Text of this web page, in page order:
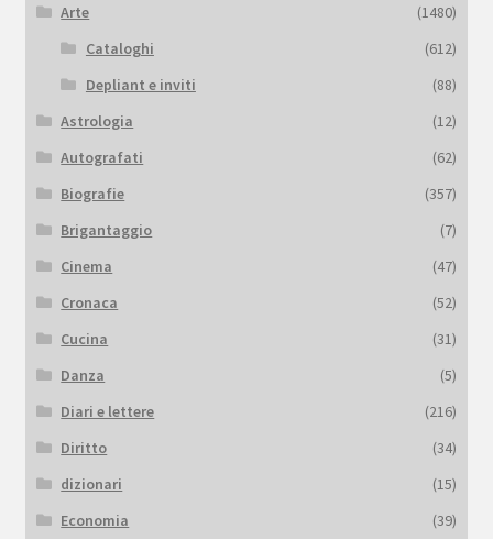
Arte
(1480)
Cataloghi
(612)
Depliant e inviti
(88)
Astrologia
(12)
Autografati
(62)
Biografie
(357)
Brigantaggio
(7)
Cinema
(47)
Cronaca
(52)
Cucina
(31)
Danza
(5)
Diari e lettere
(216)
Diritto
(34)
dizionari
(15)
Economia
(39)